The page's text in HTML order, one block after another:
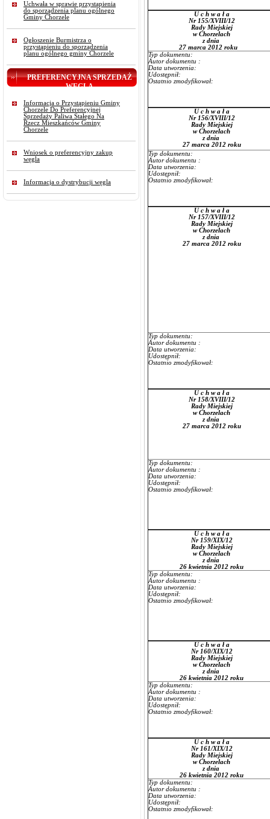
Uchwała w sprawie przystąpienia
do sporządzenia planu ogólnego
Gminy Chorzele
Ogłoszenie Burmistrza o
przystąpieniu do sporządzenia
planu ogólnego gminy Chorzele
PREFERENCYJNA SPRZEDAŻ
WĘGLA
Informacja o Przystąpieniu Gminy
Chorzele Do Preferencyjnej
Sprzedaży Paliwa Stałego Na
Rzecz Mieszkańców Gminy
Chorzele
Wniosek o preferencyjny zakup
węgla
Informacja o dystrybucji węgla
U c h w a ł a
Nr 155/XVIII/12
Rady Miejskiej
w Chorzelach
z dnia
27 marca 2012 roku
Typ dokumentu:
Autor dokumentu :
Data utworzenia:
Udostępnił:
Ostatnio zmodyfikował:
U c h w a ł a
Nr 156/XVIII/12
Rady Miejskiej
w Chorzelach
z dnia
27 marca 2012 roku
Typ dokumentu:
Autor dokumentu :
Data utworzenia:
Udostępnił:
Ostatnio zmodyfikował:
U c h w a ł a
Nr 157/XVIII/12
Rady Miejskiej
w Chorzelach
z dnia
27 marca 2012 roku
Typ dokumentu:
Autor dokumentu :
Data utworzenia:
Udostępnił:
Ostatnio zmodyfikował:
U c h w a ł a
Nr 158/XVIII/12
Rady Miejskiej
w Chorzelach
z dnia
27 marca 2012 roku
Typ dokumentu:
Autor dokumentu :
Data utworzenia:
Udostępnił:
Ostatnio zmodyfikował:
U c h w a ł a
Nr 159/XIX/12
Rady Miejskiej
w Chorzelach
z dnia
26 kwietnia 2012 roku
Typ dokumentu:
Autor dokumentu :
Data utworzenia:
Udostępnił:
Ostatnio zmodyfikował:
U c h w a ł a
Nr 160/XIX/12
Rady Miejskiej
w Chorzelach
z dnia
26 kwietnia 2012 roku
Typ dokumentu:
Autor dokumentu :
Data utworzenia:
Udostępnił:
Ostatnio zmodyfikował:
U c h w a ł a
Nr 161/XIX/12
Rady Miejskiej
w Chorzelach
z dnia
26 kwietnia 2012 roku
Typ dokumentu:
Autor dokumentu :
Data utworzenia:
Udostępnił:
Ostatnio zmodyfikował: